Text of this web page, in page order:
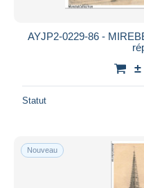
AYJP2-0229-86 -
±
Statut
Nouveau